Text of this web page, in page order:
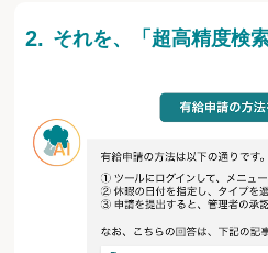
それを、「超高精度検